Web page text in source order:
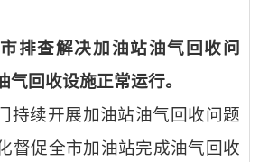
市排查解决加油站油气回收问
气回收设施正常运行。
持续开展加油站油气回收问题
督促全市加油站完成油气回收